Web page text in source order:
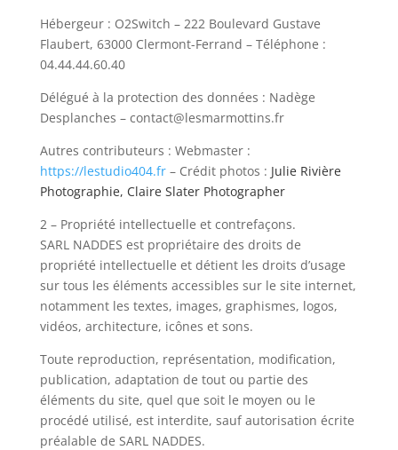
Hébergeur : O2Switch – 222 Boulevard Gustave
Flaubert, 63000 Clermont-Ferrand – Téléphone :
04.44.44.60.40
Délégué à la protection des données : Nadège
Desplanches – contact@lesmarmottins.fr
Autres contributeurs : Webmaster :
https://lestudio404.fr– Crédit photos : Julie Rivière
Photographie, Claire Slater Photographer
2 – Propriété intellectuelle et contrefaçons.
SARL NADDES est propriétaire des droits de
propriété intellectuelle et détient les droits d’usage
sur tous les éléments accessibles sur le site internet,
notamment les textes, images, graphismes, logos,
vidéos, architecture, icônes et sons.
Toute reproduction, représentation, modification,
publication, adaptation de tout ou partie des
éléments du site, quel que soit le moyen ou le
procédé utilisé, est interdite, sauf autorisation écrite
préalable de SARL NADDES.